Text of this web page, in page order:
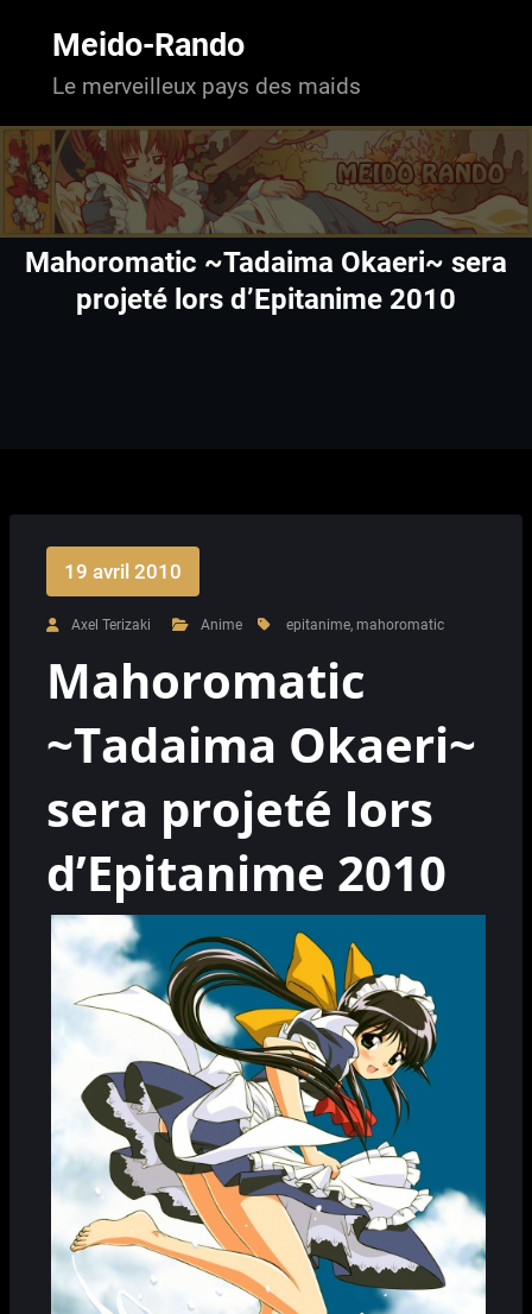
Meido-Rando
Le merveilleux pays des maids
Mahoromatic ~Tadaima Okaeri~ sera
projeté lors d’Epitanime 2010
19 avril 2010
Axel Terizaki Anime epitanime, mahoromatic
Mahoromatic
~Tadaima Okaeri~
sera projeté lors
d’Epitanime 2010